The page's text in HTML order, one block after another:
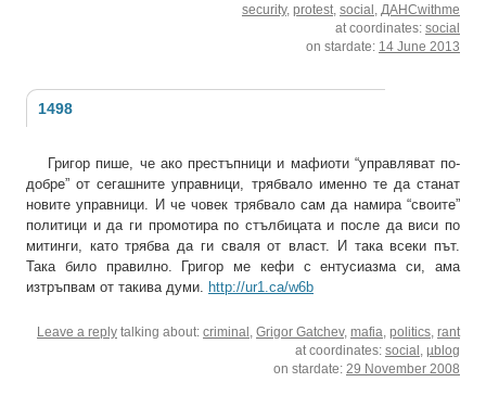
security, protest social
ДАНСwithme
at coordinates: social
on stardate: 14 June 2013
1498
Григор пише, че ако престъпници и мафиоти “управляват по-
добре” от сегашните управници, трябвало именно те да станат
новите управници. И че човек трябвало сам да намира “своите”
политици и да ги промотира по стълбицата и после да виси по
митинги, като трябва да ги сваля от власт. И така всеки път.
Така било правилно. Григор ме кефи с ентусиазма си, ама
изтръпвам от такива думи. http://ur1.ca/w6b
Leave a reply talking about: criminal Grigor Gatchev, mafia politics rant
at coordinates: social
µblog
on stardate: 29 November 2008